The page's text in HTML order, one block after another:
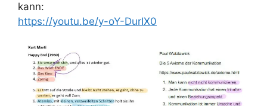
kann:
https://youtu.be/y-oY-DurIX0